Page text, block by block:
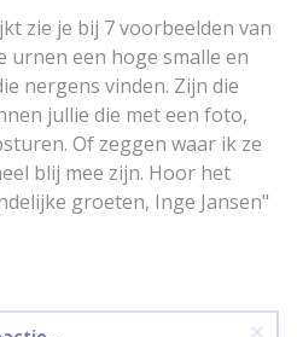
zie je bij 7 voorbeelden van
urnen een hoge smalle en
nergens vinden. Zijn die
jullie die met een foto,
Of zeggen waar ik ze
blij mee zijn. Hoor het
groeten, Inge Jansen"